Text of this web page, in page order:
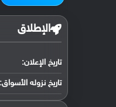
الإطلاق
تاريخ الإعلان:
تاريخ نزوله الأسواق: